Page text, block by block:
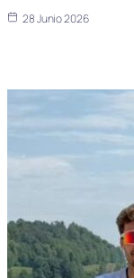
28 Junio 2026